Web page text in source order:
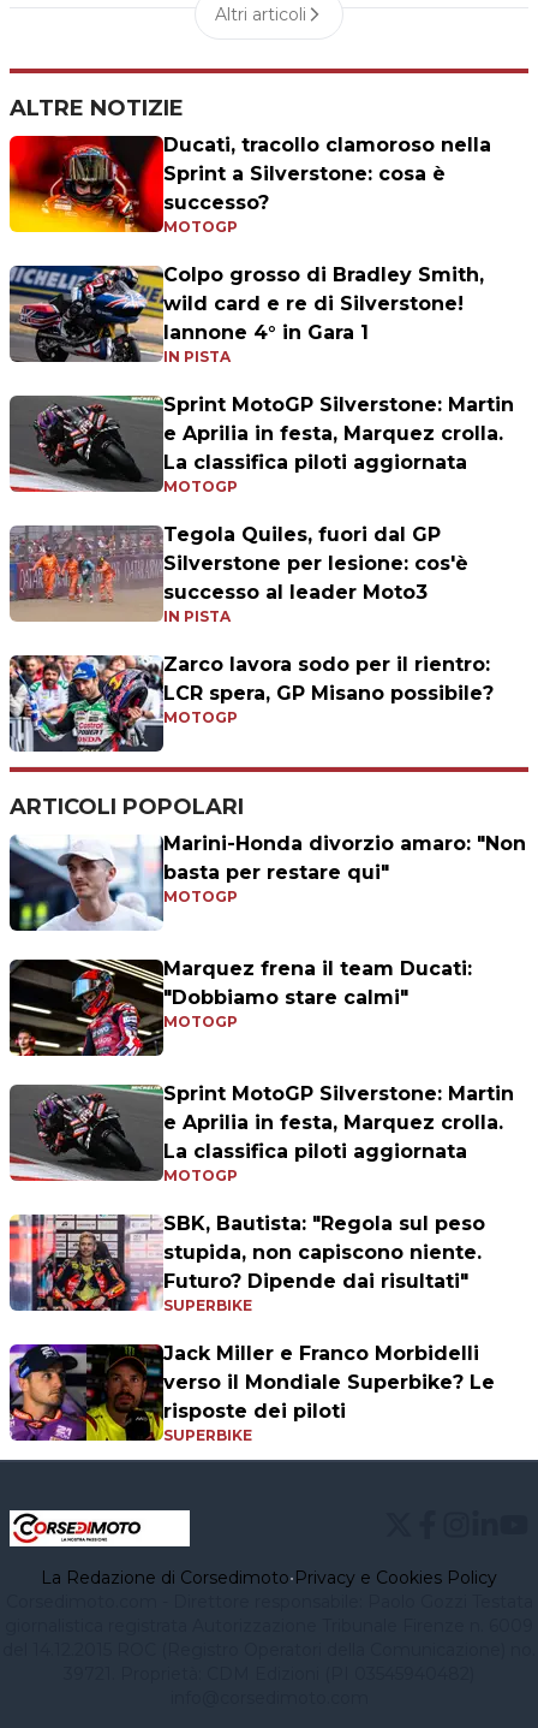
Altri articoli
ALTRE NOTIZIE
Ducati, tracollo clamoroso nella
Sprint a Silverstone: cosa è
successo?
MOTOGP
Colpo grosso di Bradley Smith,
wild card e re di Silverstone!
Iannone 4° in Gara 1
IN PISTA
Sprint MotoGP Silverstone: Martin
e Aprilia in festa, Marquez crolla.
La classifica piloti aggiornata
MOTOGP
Tegola Quiles, fuori dal GP
Silverstone per lesione: cos'è
successo al leader Moto3
IN PISTA
Zarco lavora sodo per il rientro:
LCR spera, GP Misano possibile?
MOTOGP
ARTICOLI POPOLARI
Marini-Honda divorzio amaro: "Non
basta per restare qui"
MOTOGP
Marquez frena il team Ducati:
"Dobbiamo stare calmi"
MOTOGP
Sprint MotoGP Silverstone: Martin
e Aprilia in festa, Marquez crolla.
La classifica piloti aggiornata
MOTOGP
SBK, Bautista: "Regola sul peso
stupida, non capiscono niente.
Futuro? Dipende dai risultati"
SUPERBIKE
Jack Miller e Franco Morbidelli
verso il Mondiale Superbike? Le
risposte dei piloti
SUPERBIKE
La Redazione di Corsedimoto•Privacy e Cookies Policy